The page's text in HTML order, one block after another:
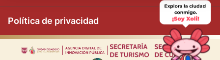
Política de privacidad
|